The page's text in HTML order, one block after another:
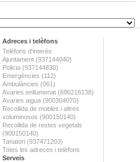
Adreces i telèfons
Telèfons d'interès
Ajuntament (937144040)
Policia (937144830)
Emergències (112)
Ambulàncies (061)
Avaries enllumenat (686216138)
Avaries aigua (900304070)
Recollida de mobles i altres
voluminosos (900150140)
Recollida de restes vegetals
(900150140)
Tanatori (937471203)
Totes les adreces i telèfons
Serveis